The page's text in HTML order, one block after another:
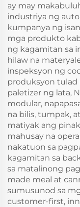
ay may
industriya ng
kumpanya ng
mga produkto
ng kagamitan sa
hilaw na
inspeksyon ng
produksyon tulad
paletizer ng lata,
modular,
na bilis, tumpak,
matiyak ang
mahusay na
nakatuon sa
kagamitan sa
sa matalinong
made meal at
sumusunod sa
customer-first,